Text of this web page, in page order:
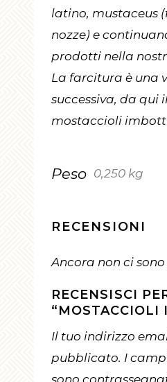
latino, mustaceus
nozze) e
prodotti nella
La farcitura è una
successiva, da qui
mostaccioli
Peso 0,250 kg
RECENSIONI
Ancora non ci sono
RECENSISCI
“MOSTACCIOLI
Il tuo indirizzo
pubblicato. I